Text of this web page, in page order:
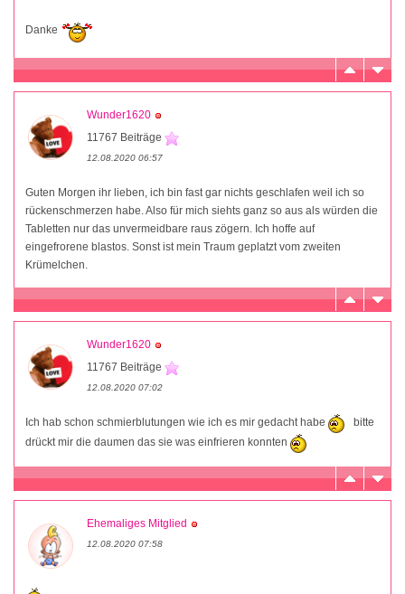
Danke
Wunder1620
11767 Beiträge
12.08.2020 06:57
Guten Morgen ihr lieben, ich bin fast gar nichts geschlafen weil ich so
rückenschmerzen habe. Also für mich siehts ganz so aus als würden die
Tabletten nur das unvermeidbare raus zögern. Ich hoffe auf
eingefrorene blastos. Sonst ist mein Traum geplatzt vom zweiten
Krümelchen.
Wunder1620
11767 Beiträge
12.08.2020 07:02
Ich hab schon schmierblutungen wie ich es mir gedacht habe
bitte
drückt mir die daumen das sie was einfrieren konnten
Ehemaliges Mitglied
12.08.2020 07:58